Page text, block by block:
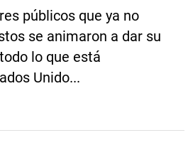
públicos que ya no
se animaron a dar su
lo que está
Unido...